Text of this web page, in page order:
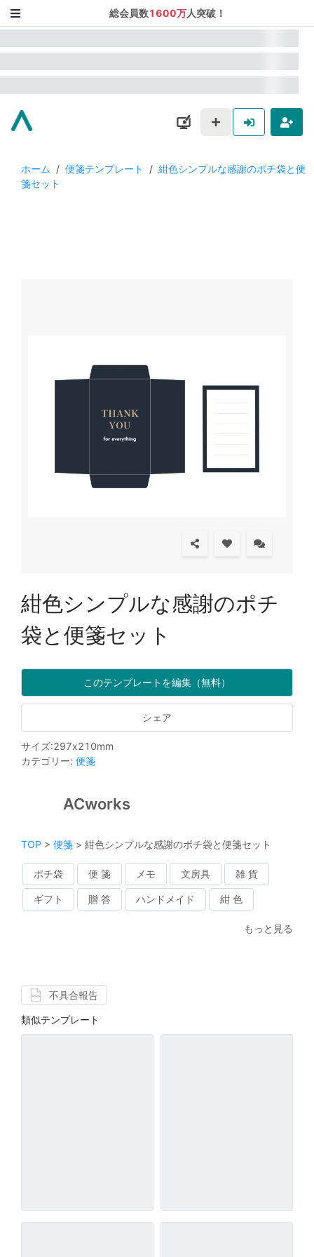
総会員数1600万人突破！
ホーム / 便箋テンプレート / 紺色シンプルな感謝のポチ袋と便
箋セット
紺色シンプルな感謝のポチ
袋と便箋セット
このテンプレートを編集（無料）
シェア
サイズ:297x210mm
カテゴリー: 便箋
ACworks
TOP > 便箋 > 紺色シンプルな感謝のポチ袋と便箋セット
ポチ袋 便 箋 メモ 文房具 雑 貨
ギフト 贈 答 ハンドメイド 紺 色
もっと見る
不具合報告
類似テンプレート